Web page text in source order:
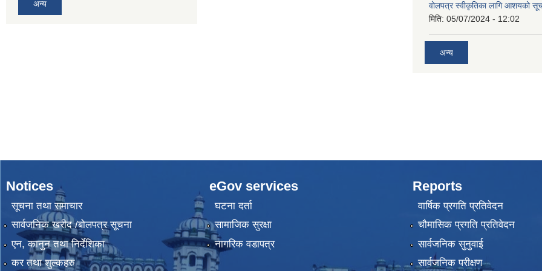
अन्य
वोलपत्र स्वीकृतिका लागि आशयको
मिति: 05/07/2024 - 12:02
अन्य
Notices
सूचना तथा समाचार
सार्वजनिक खरीद /बोलपत्र सूचना
एन, कानुन तथा निर्देशिका
कर तथा शुल्कहरु
eGov services
घटना दर्ता
सामाजिक सुरक्षा
नागरिक वडापत्र
Reports
वार्षिक प्रगति प्रतिवेदन
चौमासिक प्रगति प्रतिवेदन
सार्वजनिक सुनुवाई
सार्वजनिक परीक्षण